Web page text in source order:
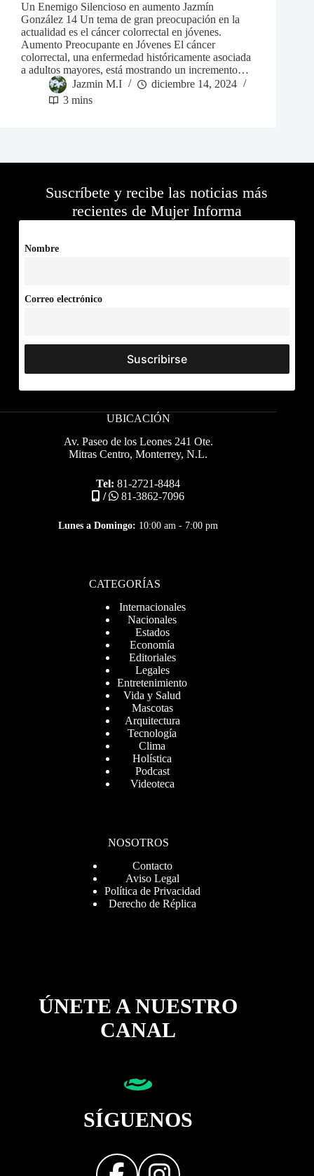
Un Enemigo Silencioso en aumento Jazmín
González 14 Un tema de gran preocupación en la
actualidad es el cáncer colorrectal en jóvenes.
Aumento Preocupante en Jóvenes El cáncer
colorrectal, una enfermedad históricamente asociada
a adultos mayores, está mostrando un incremento…
Jazmin M.I
diciembre 14, 2024
3 mins
Suscríbete y recibe las noticias más
recientes de Mujer Informa
Nombre
Correo electrónico
UBICACIÓN
Av. Paseo de los Leones 241 Ote.
Mitras Centro, Monterrey, N.L.
Tel: 81-2721-8484
/
81-3862-7096
Lunes a Domingo: 10:00 am - 7:00 pm
CATEGORÍAS
Internacionales
Nacionales
Estados
Economía
Editoriales
Legales
Entretenimiento
Vida y Salud
Mascotas
Arquitectura
Tecnología
Clima
Holística
Podcast
Videoteca
NOSOTROS
Contacto
Aviso Legal
Política de Privacidad
Derecho de Réplica
ÚNETE A NUESTRO
CANAL
SÍGUENOS